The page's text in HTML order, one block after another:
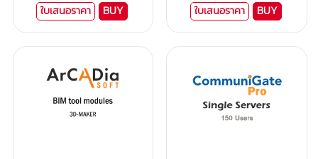
ใบเสนอราคา BUY ใบเสนอราคา BUY